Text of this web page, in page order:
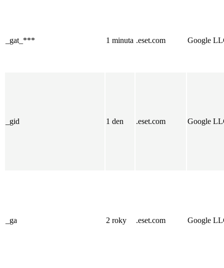
_gat_*** 1 minuta .eset.com Google
_gid 1 den .eset.com Google
_ga 2 roky .eset.com Google